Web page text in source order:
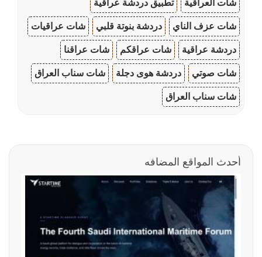
شات العراقية تطبيق دردشة عراقية
شات عزف الناي دردشة بنوتة قلبي شات عراقيات
دردشة عراقية شات عراقكم شات عراقنا
شات صوتي دردشة هوى دجلة شات سناب العراق
شات سناب العراق
أحدث المواقع المضافه